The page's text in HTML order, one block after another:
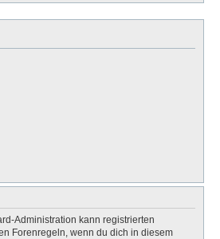
Administration kann registrierten
Forenregeln, wenn du dich in diesem